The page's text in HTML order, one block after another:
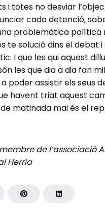
i totes no desviar
cada detenció,
problemàtica política
te solució dins el debat i
I que les qui aquest
les que dia a dia fan
poder assistir els seus
havent triat aquest
matinada mai és el
de l’associació
Herria